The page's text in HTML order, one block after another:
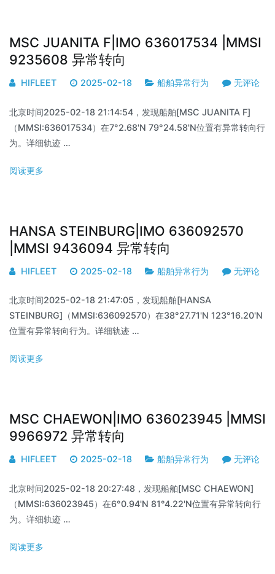
MSC JUANITA F|IMO 636017534 |MMSI
9235608 异常转向
HIFLEET 2025-02-18 船舶异常行为 无评论
北京时间2025-02-18 21:14:54，发现船舶[MSC JUANITA F]
（MMSI:636017534）在7°2.68'N 79°24.58'N位置有异常转向行
为。详细轨迹 …
阅读更多
HANSA STEINBURG|IMO 636092570
|MMSI 9436094 异常转向
HIFLEET 2025-02-18 船舶异常行为 无评论
北京时间2025-02-18 21:47:05，发现船舶[HANSA
STEINBURG]（MMSI:636092570）在38°27.71'N 123°16.20'N
位置有异常转向行为。详细轨迹 …
阅读更多
MSC CHAEWON|IMO 636023945 |MMSI
9966972 异常转向
HIFLEET 2025-02-18 船舶异常行为 无评论
北京时间2025-02-18 20:27:48，发现船舶[MSC CHAEWON]
（MMSI:636023945）在6°0.94'N 81°4.22'N位置有异常转向行
为。详细轨迹 …
阅读更多